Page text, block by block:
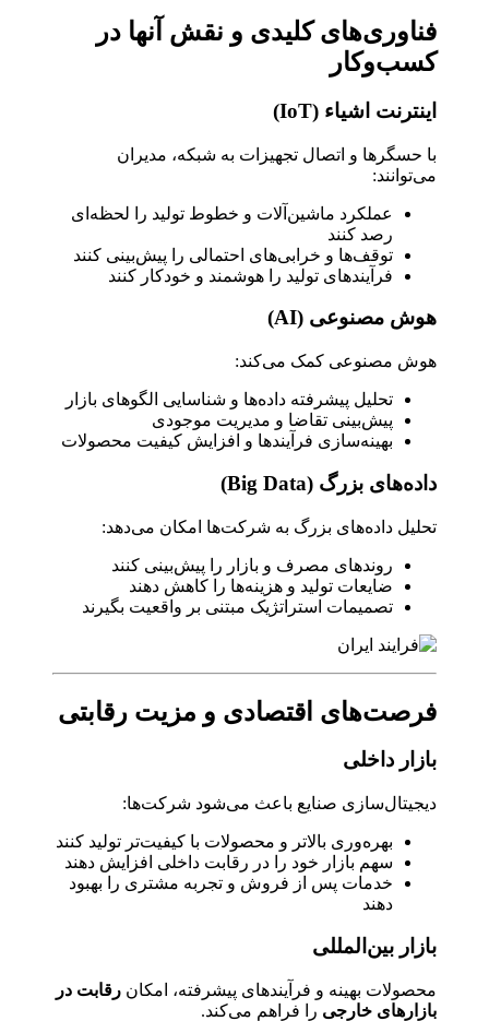
فناوری‌های کلیدی و نقش آنها در
کسب‌وکار
اینترنت اشیاء (IoT)
با حسگرها و اتصال تجهیزات به شبکه، مدیران
می‌توانند:
عملکرد ماشین‌آلات و خطوط تولید را لحظه‌ای
رصد کنند
توقف‌ها و خرابی‌های احتمالی را پیش‌بینی کنند
فرآیندهای تولید را هوشمند و خودکار کنند
هوش مصنوعی (AI)
هوش مصنوعی کمک می‌کند:
تحلیل پیشرفته داده‌ها و شناسایی الگوهای بازار
پیش‌بینی تقاضا و مدیریت موجودی
بهینه‌سازی فرآیندها و افزایش کیفیت محصولات
داده‌های بزرگ (Big Data)
تحلیل داده‌های بزرگ به شرکت‌ها امکان می‌دهد:
روندهای مصرف و بازار را پیش‌بینی کنند
ضایعات تولید و هزینه‌ها را کاهش دهند
تصمیمات استراتژیک مبتنی بر واقعیت بگیرند
فرصت‌های اقتصادی و مزیت رقابتی
بازار داخلی
دیجیتال‌سازی صنایع باعث می‌شود شرکت‌ها:
بهره‌وری بالاتر و محصولات با کیفیت‌تر تولید کنند
سهم بازار خود را در رقابت داخلی افزایش دهند
خدمات پس از فروش و تجربه مشتری را بهبود
دهند
بازار بین‌المللی
محصولات بهینه و فرآیندهای پیشرفته، امکان رقابت در
بازارهای خارجی را فراهم می‌کند.